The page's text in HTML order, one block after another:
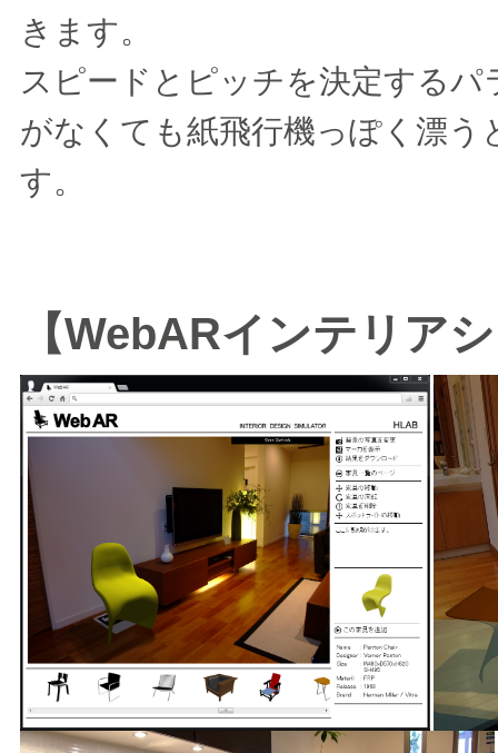
きます。
スピードとピッチを決定する
がなくても紙飛行機っぽく漂
す。
【WebARインテリア